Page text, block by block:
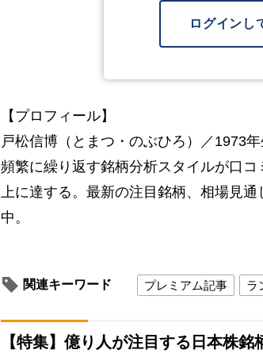
ログインし
【プロフィール】
戸松信博（とまつ・のぶひろ）／1973
頻繁に繰り返す銘柄分析スタイルが口
上に達する。最新の注目銘柄、相場見
中。
関連キーワード プレミアム記事 ラ
【特集】億り人が注目する日本株銘